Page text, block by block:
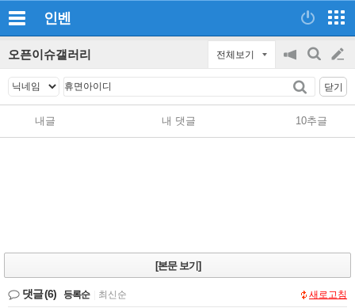
인벤
오픈이슈갤러리 전체보기
공
지
on/off
검
글
쓰
닫기
내글 내 댓글 10추글
[본문 보기]
댓글(6) 등록순 최신순 새로고침